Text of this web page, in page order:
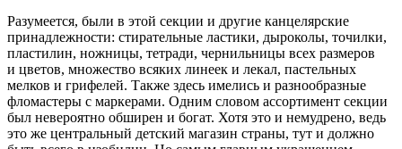
Разумеется, были в этой секции и другие канцелярские
принадлежности: стирательные ластики, дыроколы, точилки,
пластилин, ножницы, тетради, чернильницы всех размеров
и цветов, множество всяких линеек и лекал, пастельных
мелков и грифелей. Также здесь имелись и разнообразные
фломастеры с маркерами. Одним словом ассортимент секции
был невероятно обширен и богат. Хотя это и немудрено, ведь
это же центральный детский магазин страны, тут и должно